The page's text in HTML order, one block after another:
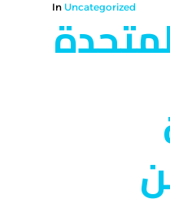
In Uncategorized